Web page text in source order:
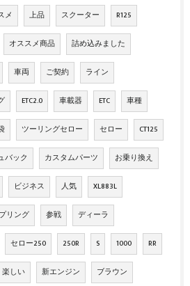
メ 上品 スクーター R125
オススメ商品 詰め込みました
車両 ご契約 ライン
ETC2.0 車載器 ETC 車種
ツーリングセロー セロー CT125
バック カスタムパーツ お乗り換え
ビジネス 人気 XL883L
リング 参戦 ディーラ
セロー250 250R S 1000 RR
楽しい 新エンジン ブラウン